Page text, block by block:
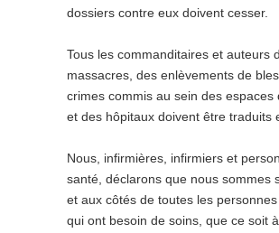
dossiers contre eux doivent cesser.
Tous les commanditaires et auteurs
massacres, des enlèvements de
crimes commis au sein des espaces
et des hôpitaux doivent être traduits
Nous, infirmières, infirmiers et
santé, déclarons que nous sommes
et aux côtés de toutes les
qui ont besoin de soins, que ce soit